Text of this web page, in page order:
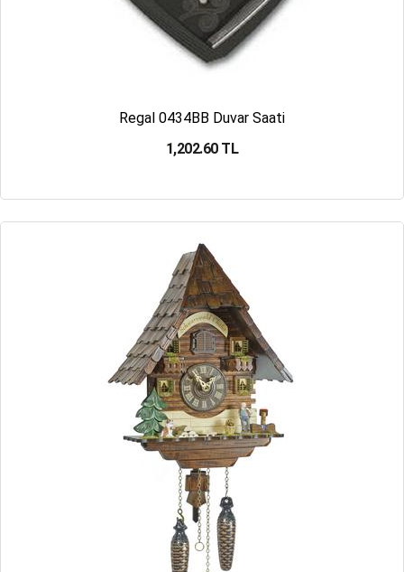
Regal 0434BB Duvar Saati
1,202.60 TL